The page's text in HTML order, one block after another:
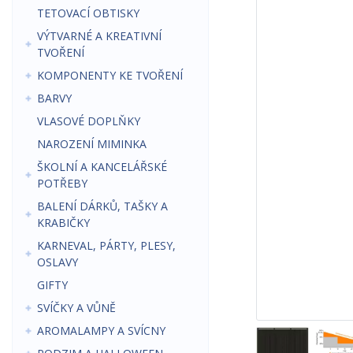
TETOVACÍ OBTISKY
VÝTVARNÉ A KREATIVNÍ
TVOŘENÍ
KOMPONENTY KE TVOŘENÍ
BARVY
VLASOVÉ DOPLŇKY
NAROZENÍ MIMINKA
ŠKOLNÍ A KANCELÁŘSKÉ
POTŘEBY
BALENÍ DÁRKŮ, TAŠKY A
KRABIČKY
KARNEVAL, PÁRTY, PLESY,
OSLAVY
GIFTY
SVÍČKY A VŮNĚ
AROMALAMPY A SVÍCNY